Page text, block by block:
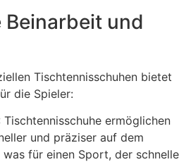
und
Tischtennisschuhen bietet
die Spieler:
Tischtennisschuhe ermöglichen
und präziser auf dem
für einen Sport, der schnelle